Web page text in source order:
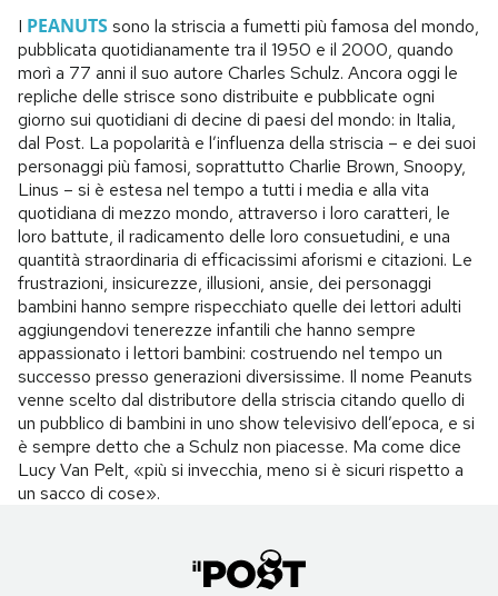
I PEANUTSsono la striscia a fumetti più famosa del mondo,
pubblicata quotidianamente tra il 1950 e il 2000, quando
morì a 77 anni il suo autore Charles Schulz. Ancora oggi le
repliche delle strisce sono distribuite e pubblicate ogni
giorno sui quotidiani di decine di paesi del mondo: in Italia,
dal Post. La popolarità e l’influenza della striscia – e dei suoi
personaggi più famosi, soprattutto Charlie Brown, Snoopy,
Linus – si è estesa nel tempo a tutti i media e alla vita
quotidiana di mezzo mondo, attraverso i loro caratteri, le
loro battute, il radicamento delle loro consuetudini, e una
quantità straordinaria di efficacissimi aforismi e citazioni. Le
frustrazioni, insicurezze, illusioni, ansie, dei personaggi
bambini hanno sempre rispecchiato quelle dei lettori adulti
aggiungendovi tenerezze infantili che hanno sempre
appassionato i lettori bambini: costruendo nel tempo un
successo presso generazioni diversissime. Il nome Peanuts
venne scelto dal distributore della striscia citando quello di
un pubblico di bambini in uno show televisivo dell’epoca, e si
è sempre detto che a Schulz non piacesse. Ma come dice
Lucy Van Pelt, «più si invecchia, meno si è sicuri rispetto a
un sacco di cose».